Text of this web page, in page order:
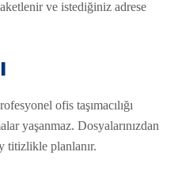
ve istediğiniz adrese
ofis taşımacılığı
yaşanmaz. Dosyalarınızdan
titizlikle planlanır.